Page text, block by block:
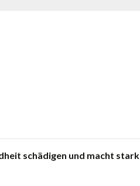
schädigen und macht stark